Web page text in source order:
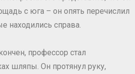
с юга – он опять перечислил
находились справа.
профессор стал
шляпы. Он протянул руку,